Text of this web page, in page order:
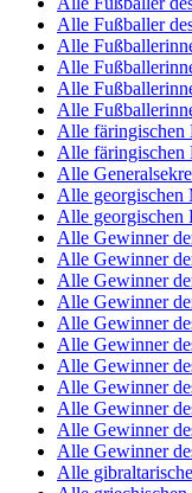
Alle Fußballer
Alle
Alle
Alle
Alle
Alle färingischen
Alle färingischen
Alle
Alle georgischen
Alle georgischen
Alle Gewinner
Alle Gewinner
Alle Gewinner
Alle Gewinner
Alle Gewinner
Alle Gewinner
Alle Gewinner
Alle Gewinner
Alle Gewinner
Alle Gewinner
Alle Gewinner
Alle